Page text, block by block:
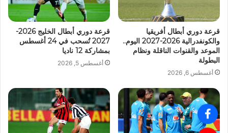
قرعة دوري أبطال أفريقيا
والكونفدرالية 2026-2027 اليوم..
الموعد والقنوات الناقلة ونظام
البطولة
أغسطس 6, 2026
قرعة دوري أبطال الخليج 2026-
2027 تُسحب في 24 أغسطس
بمشاركة 12 ناديا
أغسطس 5, 2026